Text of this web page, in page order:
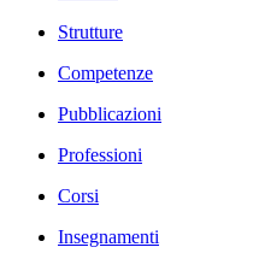
Strutture
Competenze
Pubblicazioni
Professioni
Corsi
Insegnamenti